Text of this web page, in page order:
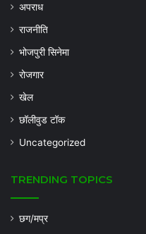
अपराध
राजनीति
भोजपुरी सिनेमा
रोजगार
खेल
छॉलीवुड टॉक
Uncategorized
TRENDING TOPICS
छग/मप्र